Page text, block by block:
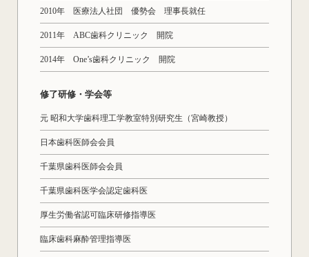
2010年 医療法人社団 優勢会 理事長就任
2011年 ABC歯科クリニック 開院
2014年 One’s歯科クリニック 開院
修了研修・学会等
元 昭和大学歯科理工学教室特別研究生（宮崎教授）
日本歯科医師会会員
千葉県歯科医師会会員
千葉県歯科医学会認定歯科医
厚生労働省認可臨床研修指導医
臨床歯科麻酔管理指導医